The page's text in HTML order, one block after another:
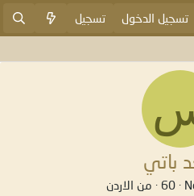
تسجيل الدخول تسجيل
باتي
·
· من الاردن